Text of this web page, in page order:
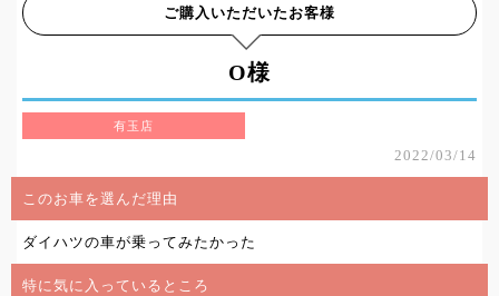
ご購入いただいたお客様
O様
有玉店
2022/03/14
このお車を選んだ理由
ダイハツの車が乗ってみたかった
特に気に入っているところ